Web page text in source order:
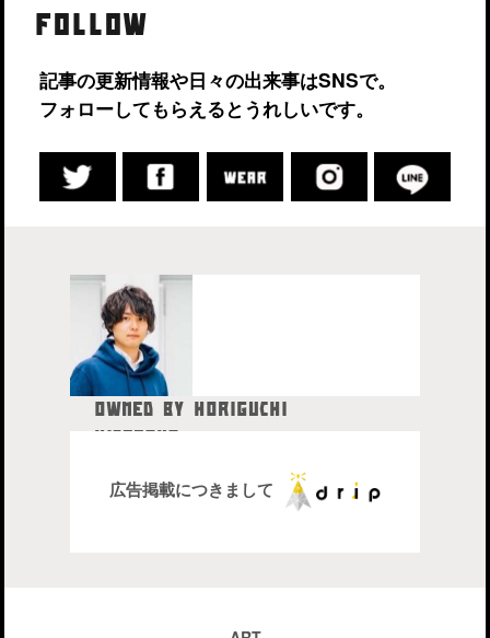
FOLLOW
記事の更新情報や日々の出来事はSNSで。
フォローしてもらえるとうれしいです。
OWNED BY HORIGUCHI
株式会社drip代表取締役社長
広告掲載につきまして